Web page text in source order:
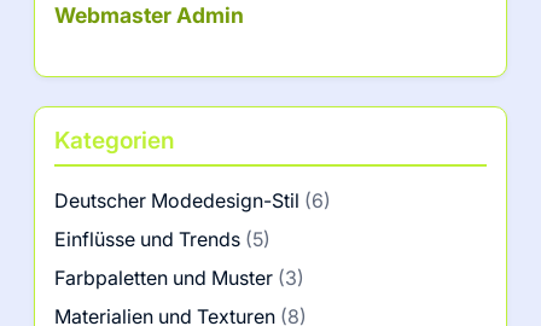
Webmaster Admin
Kategorien
Deutscher Modedesign-Stil (6)
Einflüsse und Trends (5)
Farbpaletten und Muster (3)
Materialien und Texturen (8)